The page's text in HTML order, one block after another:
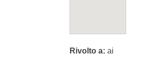
Rivolto a: ai